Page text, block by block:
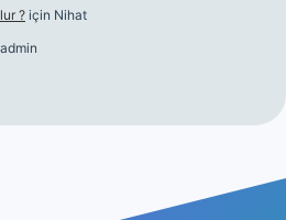
? için Nihat
admin